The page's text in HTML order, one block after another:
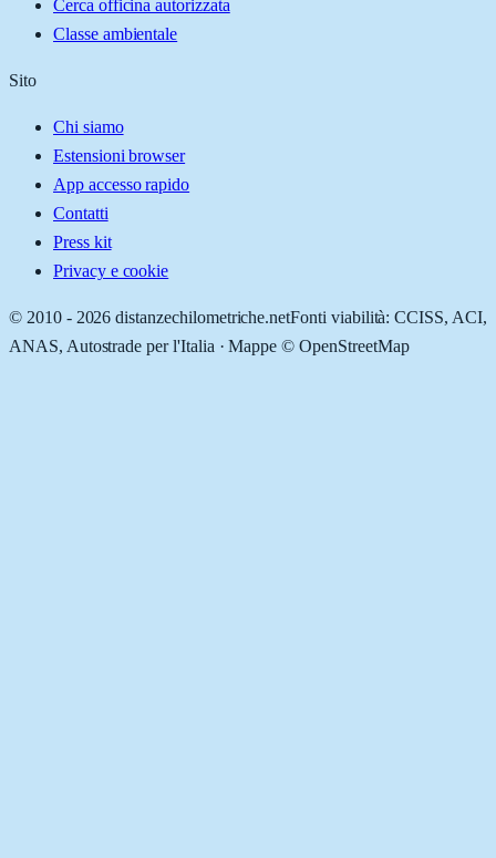
Cerca officina autorizzata
Classe ambientale
Sito
Chi siamo
Estensioni browser
App accesso rapido
Contatti
Press kit
Privacy e cookie
© 2010 - 2026 distanzechilometriche.netFonti viabilità: CCISS, ACI,
ANAS, Autostrade per l'Italia · Mappe © OpenStreetMap